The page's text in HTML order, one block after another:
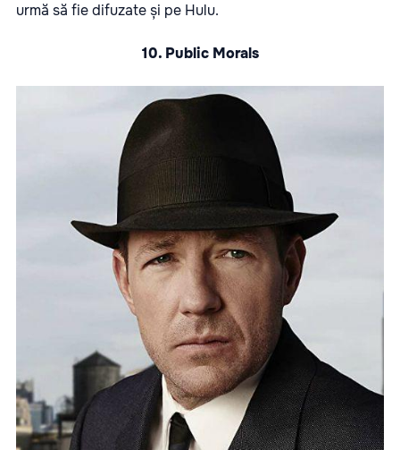
urmă să fie difuzate și pe Hulu.
10. Public Morals